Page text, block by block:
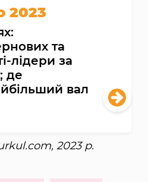
2023
та
лідери за
де
вал
2023 р.